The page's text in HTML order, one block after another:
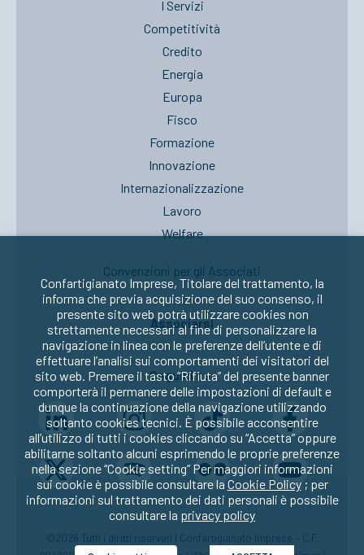
I Servizi
Competitività
Credito
Energia
Europa
Fisco
Formazione
Innovazione
Internazionalizzazione
Lavoro
Welfare
Convenzioni per gli Associati
Associarsi
Seguici su:
©2026 Tutti i diritti riservati | Confartigianato Imprese – C.F.
Confartigianato Imprese, Titolare del trattamento, la
informa che previa acquisizione del suo consenso, il
presente sito web potrà utilizzare cookies non
strettamente necessari al fine di personalizzare la
navigazione in linea con le preferenze dell’utente e di
effettuare l’analisi sui comportamenti dei visitatori del
sito web. Premere il tasto “Rifiuta” del presente banner
comporterà il permanere delle impostazioni di default e
dunque la continuazione della navigazione utilizzando
soltanto cookies tecnici. È possibile acconsentire
all’utilizzo di tutti i cookies cliccando su “Accetta” oppure
abilitarne soltanto alcuni esprimendo le proprie preferenze
nella sezione “Cookie setting” Per maggiori informazioni
sui cookie è possibile consultare la Cookie Policy; per
informazioni sul trattamento dei dati personali è possibile
consultare la privacy policy